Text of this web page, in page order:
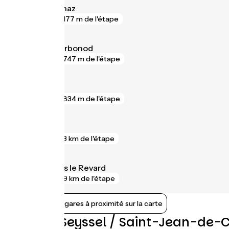
Vions - Chanaz
177 m de l'étape
Seyssel - Corbonod
747 m de l'étape
834 m de l'étape
3 km de l'étape
Aix-les-Bains le Revard
9 km de l'étape
Afficher les gares à proximité sur la carte
Avis sur Seyssel / Saint-Jean-de-